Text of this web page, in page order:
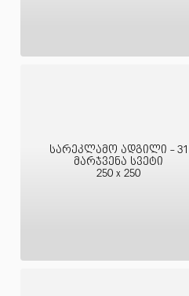
სარეკლამო ადგილი - 31
მარჯვენა სვეტი
250 x 250